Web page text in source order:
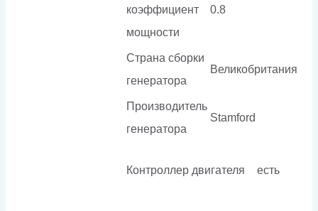
коэффициент
мощности
0.8
Страна сборки
генератора
Великобритания
Производитель
генератора
Stamford
Контроллер двигателя есть